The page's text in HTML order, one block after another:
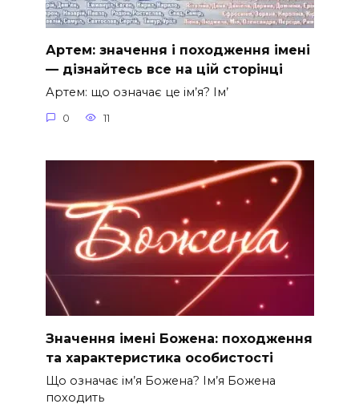
Артем: значення і походження імені
— дізнайтесь все на цій сторінці
Артем: що означає це ім’я? Ім’
0 11
Значення імені Божена: походження
та характеристика особистості
Що означає ім’я Божена? Ім’я Божена
походить